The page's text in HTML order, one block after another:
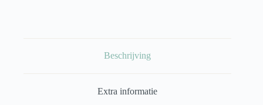
Beschrijving
Extra informatie